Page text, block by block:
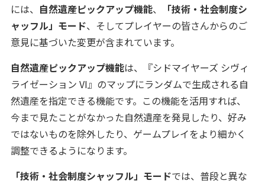
には、 自然遺産ピックアップ機能、
「技術・社会制度シ
ャッフル」モード、そしてプレイヤーの皆さんからのご
意見に基づいた変更が含まれています。
自然遺産ピックアップ機能は、『シドマイヤーズ シヴィ
ライゼーション VI』のマップにランダムで生成される自
然遺産を指定できる機能です。この機能を活用すれば、
今まで見たことがなかった自然遺産を発見したり、好み
ではないものを除外したり、ゲームプレイをより細かく
調整できるようになります。
「技術・社会制度シャッフル」モードでは、普段と異な